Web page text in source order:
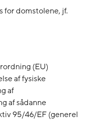
for domstolene, jf.
(EU)
af fysiske
af
af sådanne
95/46/EF (generel